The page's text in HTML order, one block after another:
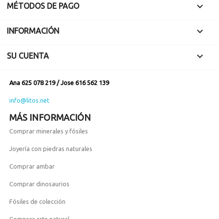
MÉTODOS DE PAGO 
INFORMACIÓN 
SU CUENTA 
Ana 625 078 219 / Jose 616 562 139
info@litos.net
MÁS INFORMACIÓN
Comprar minerales y fósiles
Joyería con piedras naturales
Comprar ambar
Comprar dinosaurios
Fósiles de colección